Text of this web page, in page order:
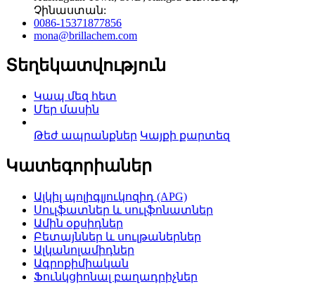
Չինաստան:
0086-15371877856
mona@brillachem.com
Տեղեկատվություն
Կապ մեզ հետ
Մեր մասին
Թեժ ապրանքներ Կայքի քարտեզ
Կատեգորիաներ
Ալկիլ պոլիգլյուկոզիդ (APG)
Սուլֆատներ և սուլֆոնատներ
Ամին օքսիդներ
Բետայններ և սուլթաներներ
Ալկանոլամիդներ
Ագրոքիմիական
Ֆունկցիոնալ բաղադրիչներ